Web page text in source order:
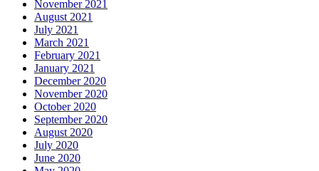
November 2021
August 2021
July 2021
March 2021
February 2021
January 2021
December 2020
November 2020
October 2020
September 2020
August 2020
July 2020
June 2020